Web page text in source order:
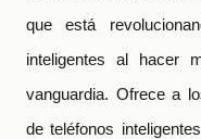
que está
inteligentes al hacer
vanguardia. Ofrece a
de teléfonos